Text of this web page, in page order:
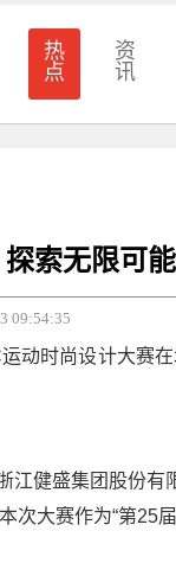
热
点
资
讯
索无限可
09:54:35
动时尚设计大赛
江健盛集团股份
次大赛作为“第25